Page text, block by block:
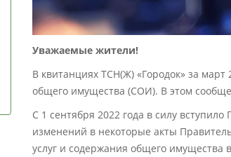
Уважаемые жители!
В квитанциях ТСН(Ж) «Городок» за
общего имущества (СОИ). В этом
С 1 сентября 2022 года в силу
изменений в некоторые акты
услуг и содержания общего